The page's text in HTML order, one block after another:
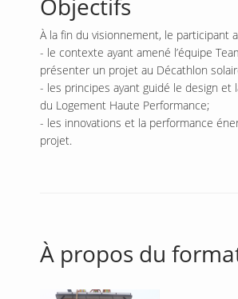
Objectifs
À la fin du visionnement, le participant
- le contexte ayant amené l’équipe
présenter un projet au Décathlon
- les principes ayant guidé le design et
du Logement Haute Performance;
- les innovations et la performance
projet.
À propos du